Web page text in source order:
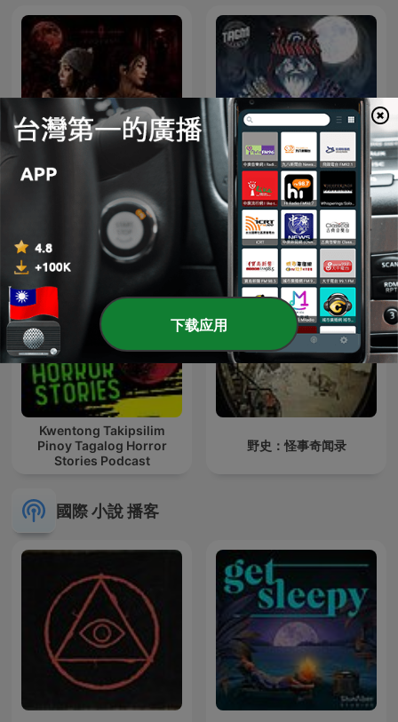
半夜停看聽
Kwentong Bayan: Pinoy
Horror Podcast
Kwentong Takipsilim
Pinoy Tagalog Horror
Stories Podcast
野史：怪事奇闻录
國際 小說 播客
下载应用